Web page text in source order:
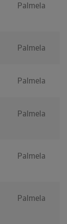
Palmela
Palmela
Palmela
Palmela
Palmela
Palmela